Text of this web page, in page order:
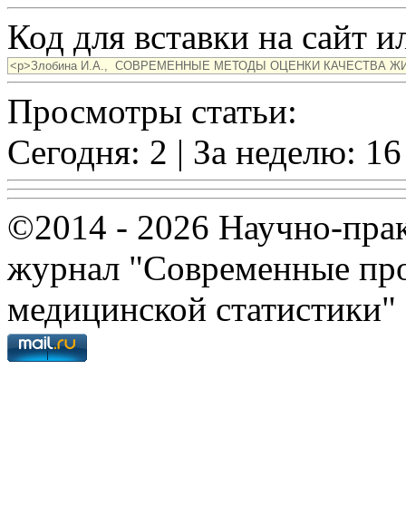
Код для вставки на сайт
Просмотры статьи:
Сегодня: 2 | За неделю:
©2014 - 2026 Научно-
журнал "Современные
медицинской статистики"